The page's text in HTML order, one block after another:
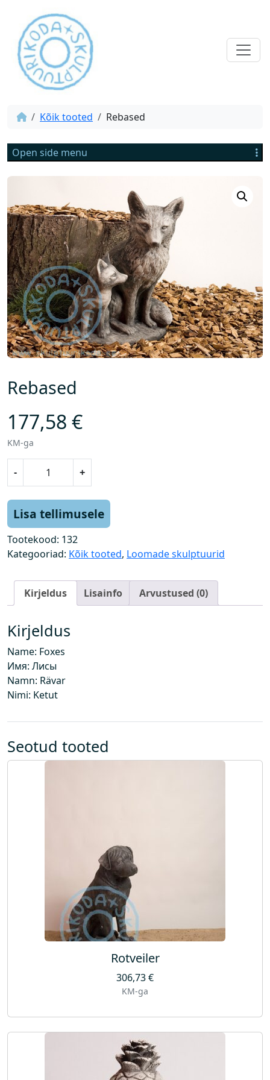
Kõik tooted Rebased
Open side menu
Rebased
177,58 €
KM-ga
-
s
e
d
u
s
+
Lisa tellimusele
Tootekood: 132
Kategooriad: Kõik tooted, Loomade skulptuurid
Kirjeldus Lisainfo Arvustused (0)
Kirjeldus
Name: Foxes
Имя: Лисы
Namn: Rävar
Nimi: Ketut
Seotud tooted
Rotveiler
306,73€
KM-ga